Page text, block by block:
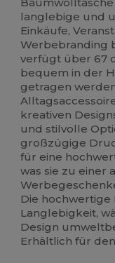
langlebige und
Einkäufe,
Werbebranding
verfügt über 67
bequem in der
getragen
kreativen
und stilvolle
großzügige
für eine
was sie zu einer
Die
Langlebigkeit,
Design
Erhältlich für